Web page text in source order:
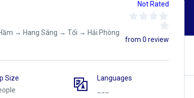
→ Hang Sáng → Tối → Hải Phòng
Not Rated
from 0 review
Size
Languages